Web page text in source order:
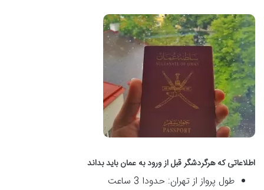
اطلاعاتی که هرگردشگر قبل از ورود به عمان باید بداند
طول پرواز از تهران: حدودا 3 ساعت